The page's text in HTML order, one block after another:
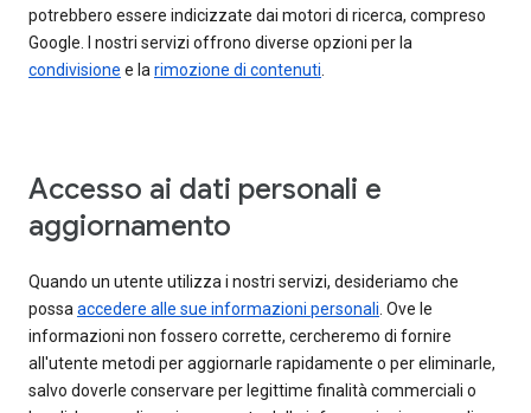
potrebbero essere indicizzate dai motori di ricerca, compreso
Google. I nostri servizi offrono diverse opzioni per la
condivisione e larimozione di contenuti.
Accesso ai dati personali e
aggiornamento
Quando un utente utilizza i nostri servizi, desideriamo che
possaaccedere alle sue informazioni personali. Ove le
informazioni non fossero corrette, cercheremo di fornire
all'utente metodi per aggiornarle rapidamente o per eliminarle,
salvo doverle conservare per legittime finalità commerciali o